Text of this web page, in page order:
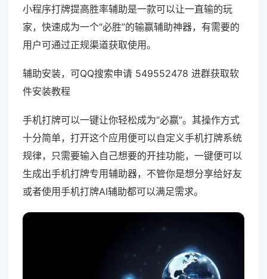
小程序打牌提高胜率辅助是一款可以让一直输的玩
家，快速成为一个“必胜”的输赢辅助神器，有需要的
用户可通过正规渠道获取使用。
辅助安装，可QQ搜索申请 549552478 进群获取软
件安装教程
手机打牌可以一键让你轻松成为“必赢”。其操作方式
十分简单，打开这个应用便可以自定义手机打牌系统
规律，只需要输入自己想要的开挂功能，一键便可以
生成出手机打牌专用辅助器，不管你是想分享给好友
或者使用手机打牌AI辅助都可以满足需求。